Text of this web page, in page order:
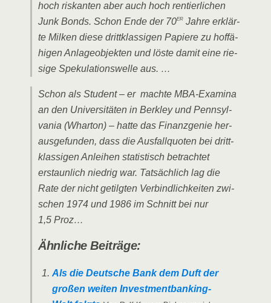
hoch ris­kan­ten aber auch hoch ren­tier­li­chen
Junk Bonds. Schon Ende der 70er Jah­re erklär­
te Mil­ken die­se dritt­klas­si­gen Papie­re zu hof­fä­
hi­gen Anla­ge­ob­jek­ten und lös­te damit eine rie­
si­ge Spe­ku­la­ti­ons­wel­le aus. …
Schon als Stu­dent – er mach­te MBA-Exami­na
an den Uni­ver­si­tä­ten in Ber­kley und Penn­syl­
va­nia (Whar­ton) – hat­te das Finanz­ge­nie her­
aus­ge­fun­den, dass die Aus­fall­quo­ten bei dritt­
klas­si­gen Anlei­hen sta­tis­tisch betrach­tet
erstaun­lich nied­rig war. Tat­säch­lich lag die
Rate der nicht getilg­ten Ver­bind­lich­kei­ten zwi­
schen 1974 und 1986 im Schnitt bei nur
1,5 Proz…
Ähn­li­che Beiträge:
Als die Deut­sche Bank dem Duft der
gro­ßen wei­ten Inves­t­­men­t­­ban­king-